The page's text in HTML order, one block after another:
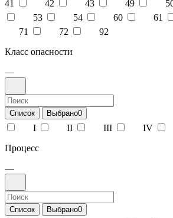
41 42 43 49
53
54 60 61
71
72
92
Класс опасности
—
Список Выбрано0
I II III IV
Процесс
—
Список Выбрано0